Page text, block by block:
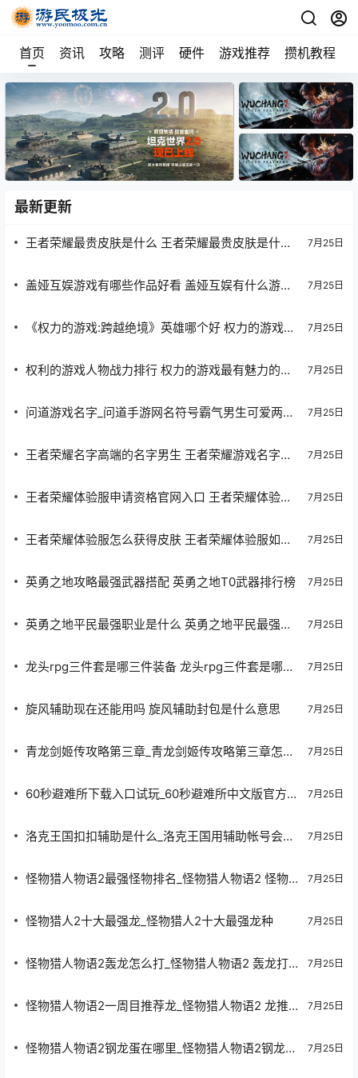
首页 资讯 攻略 测评 硬件 游戏推荐 攒机教程
最新更新
王者荣耀最贵皮肤是什么 王者荣耀最贵皮肤是什么
7月25日
盖娅互娱游戏有哪些作品好看 盖娅互娱有什么游戏
7月25日
《权力的游戏:跨越绝境》英雄哪个好 权力的游戏跨
7月25日
权利的游戏人物战力排行 权力的游戏最有魅力的角
7月25日
问道游戏名字_问道手游网名符号霸气男生可爱两个
7月25日
王者荣耀名字高端的名字男生 王者荣耀游戏名字吸
7月25日
王者荣耀体验服申请资格官网入口 王者荣耀体验服
7月25日
王者荣耀体验服怎么获得皮肤 王者荣耀体验服如何
7月25日
英勇之地攻略最强武器搭配 英勇之地T0武器排行榜 7月25日
英勇之地平民最强职业是什么 英勇之地平民最强职
7月25日
龙头rpg三件套是哪三件装备 龙头rpg三件套是哪三
7月25日
旋风辅助现在还能用吗 旋风辅助封包是什么意思 7月25日
青龙剑姬传攻略第三章_青龙剑姬传攻略第三章怎么
7月25日
60秒避难所下载入口试玩_60秒避难所中文版官方下
7月25日
洛克王国扣扣辅助是什么_洛克王国用辅助帐号会被
7月25日
怪物猎人物语2最强怪物排名_怪物猎人物语2 怪物
7月25日
怪物猎人2十大最强龙_怪物猎人2十大最强龙种 7月25日
怪物猎人物语2轰龙怎么打_怪物猎人物语2 轰龙打
7月25日
怪物猎人物语2一周目推荐龙_怪物猎人物语2 龙推
7月25日
怪物猎人物语2钢龙蛋在哪里_怪物猎人物语2钢龙蛋
7月25日